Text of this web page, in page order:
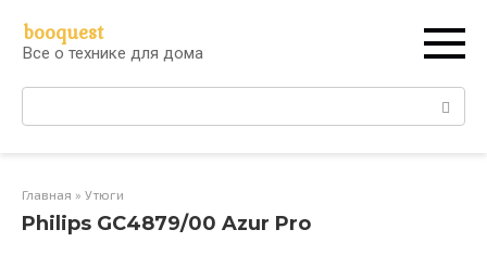
контенту
booquest
Все о технике для дома
Поиск:
Главная » Утюги
Philips GC4879/00 Azur Pro